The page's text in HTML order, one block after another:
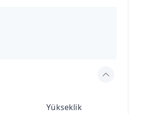
Yükseklik